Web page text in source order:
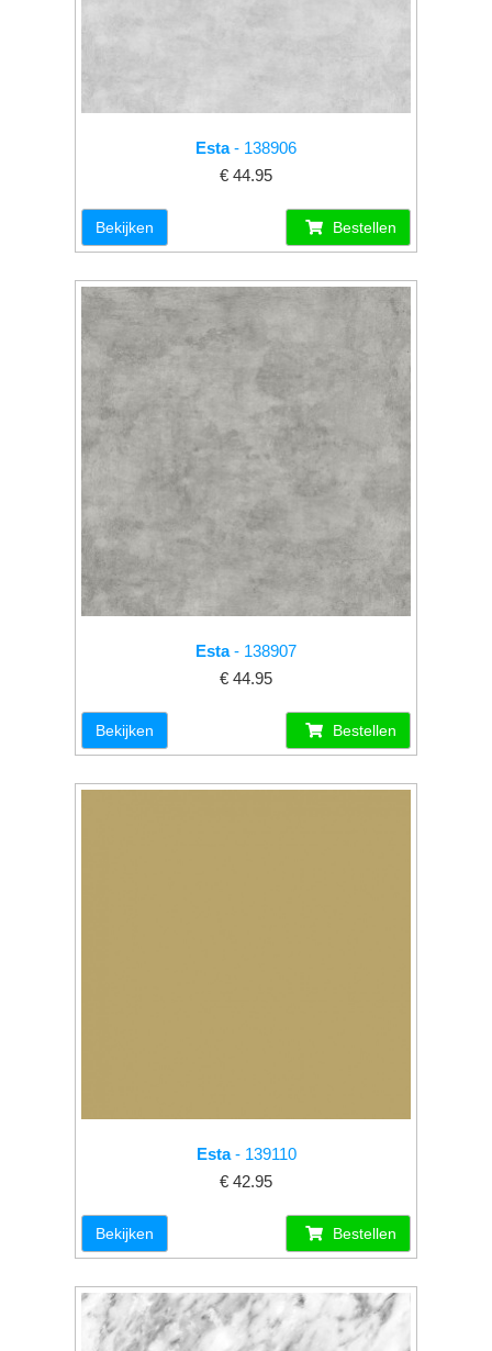
Esta- 138906
€ 44.95
Bekijken Bestellen
Esta- 138907
€ 44.95
Bekijken Bestellen
Esta- 139110
€ 42.95
Bekijken Bestellen